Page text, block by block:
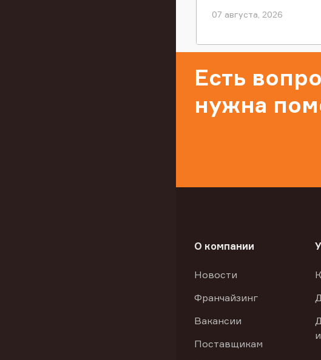
07 августа, 2026
Есть
нужна
О компании
Новости
Франчайзинг
Вакансии
Поставщикам